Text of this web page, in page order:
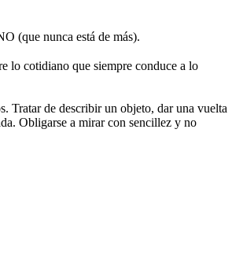
(que nunca está de más).
lo cotidiano que siempre conduce a lo
Tratar de describir un objeto, dar una vuelta
Obligarse a mirar con sencillez y no